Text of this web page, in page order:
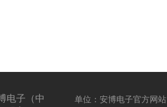
电子（中
单位：安博电子官方网站